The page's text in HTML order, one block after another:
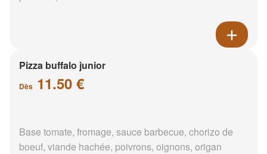
Pizza buffalo junior
Dès 11.50 €
Base tomate, fromage, sauce barbecue, chorizo de
boeuf, viande hachée, poivrons, oignons, origan